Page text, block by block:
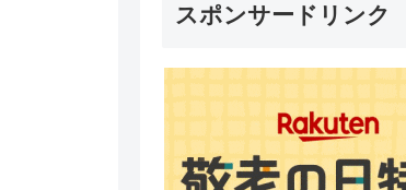
スポンサードリンク